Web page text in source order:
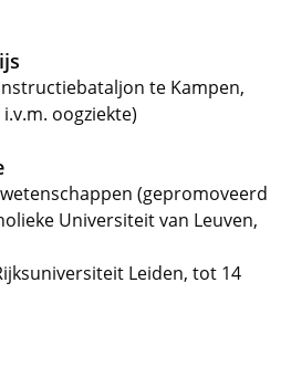
te Kampen,
oogziekte)
(gepromoveerd
Universiteit van Leuven,
Leiden, tot 14